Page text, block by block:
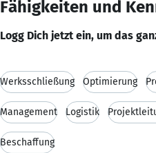
Fähigkeiten und
Logg Dich jetzt ein, um das
Werksschließung Optimierung
Management Logistik
Beschaffung